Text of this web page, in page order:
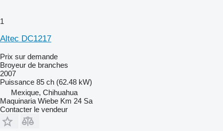
1
Altec DC1217
Prix sur demande
Broyeur de branches
2007
Puissance 85 ch (62.48 kW)
Mexique, Chihuahua
Maquinaria Wiebe Km 24 Sa
Contacter le vendeur